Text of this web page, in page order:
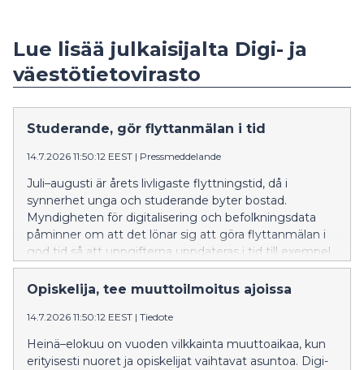
Lue lisää julkaisijalta Digi- ja
väestötietovirasto
Studerande, gör flyttanmälan i tid
14.7.2026 11:50:12 EEST | Pressmeddelande
Juli–augusti är årets livligaste flyttningstid, då i
synnerhet unga och studerande byter bostad.
Myndigheten för digitalisering och befolkningsdata
påminner om att det lönar sig att göra flyttanmälan i
god tid så att uppgifterna uppdateras i tid till exempel
till FPA och hälso- och sjukvården.
Opiskelija, tee muuttoilmoitus ajoissa
14.7.2026 11:50:12 EEST | Tiedote
Heinä–elokuu on vuoden vilkkainta muuttoaikaa, kun
erityisesti nuoret ja opiskelijat vaihtavat asuntoa. Digi-